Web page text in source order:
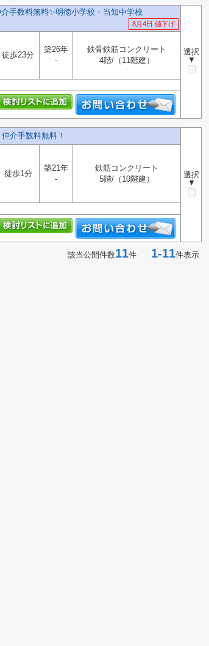
介手数料無料✨️明徳小学校・当知中学校
8月4日 値下げ
選択
▼
徒歩23分
築26年
-
鉄骨鉄筋コンクリート
4階/（11階建）
介手数料無料！
選択
▼
徒歩1分
築21年
-
鉄筋コンクリート
5階/（10階建）
該当公開件数11件 1-11件表示